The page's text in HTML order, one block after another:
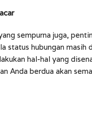
sempurna juga,
status hubungan masih
hal-hal yang
Anda berdua akan